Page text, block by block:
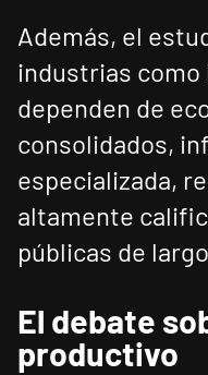
Además, el
industrias
dependen de
consolidados,
especializada,
altamente
públicas de
El debate
productivo